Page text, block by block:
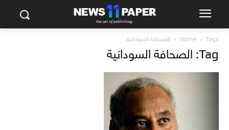
Home Tags الصحافة السودانية
Tag: الصحافة السودانية